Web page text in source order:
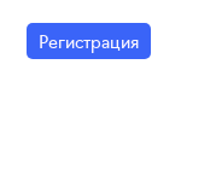
Регистрация